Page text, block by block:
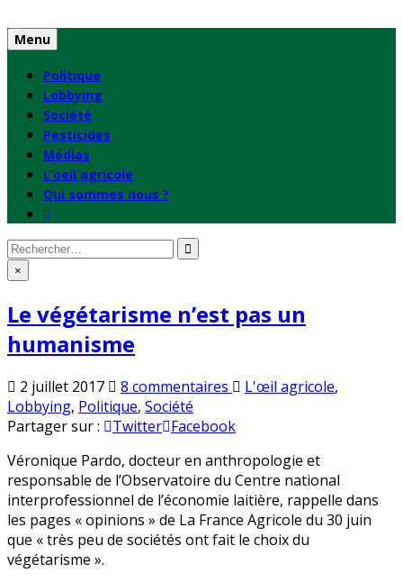
to
content
Menu
Politique
Lobbying
Société
Pesticides
Médias
L’oeil agricole
Qui sommes nous ?
Rechercher
: ×
Le végétarisme n’est pas un
humanisme
2 juillet 2017 8 commentaires sur
végétarisme
pas
un
humanisme
Publié
L'œil agricole,
Lobbying, Politique, Société
Partager sur :
Twitter Facebook
Véronique Pardo, docteur en anthropologie et
responsable de l’Observatoire du Centre national
interprofessionnel de l’économie laitière, rappelle dans
les pages « opinions » de La France Agricole du 30 juin
que « très peu de sociétés ont fait le choix du
végétarisme ».